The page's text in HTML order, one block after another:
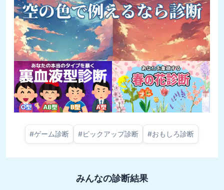
#ゲーム診断 #ピックアップ診断 #おもしろ診断
みんなの診断結果